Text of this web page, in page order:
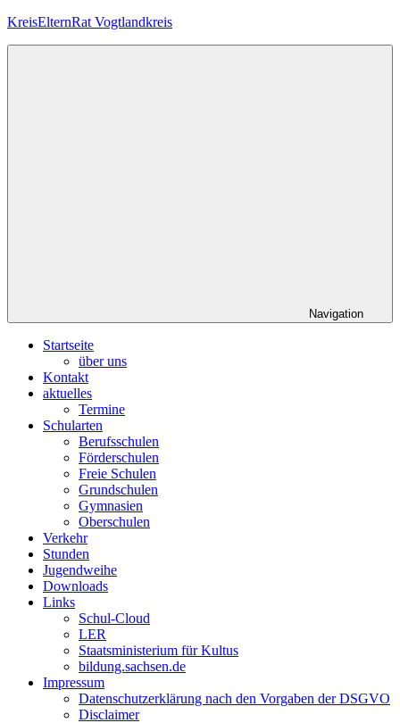
Zum
KreisElternRat Vogtlandkreis
Navigation
Startseite
über uns
Kontakt
aktuelles
Termine
Schularten
Berufsschulen
Förderschulen
Freie Schulen
Grundschulen
Gymnasien
Oberschulen
Verkehr
Stunden
Jugendweihe
Downloads
Links
Schul-Cloud
LER
Staatsministerium für Kultus
bildung.sachsen.de
Impressum
Datenschutzerklärung nach den Vorgaben der DSGVO
Disclaimer